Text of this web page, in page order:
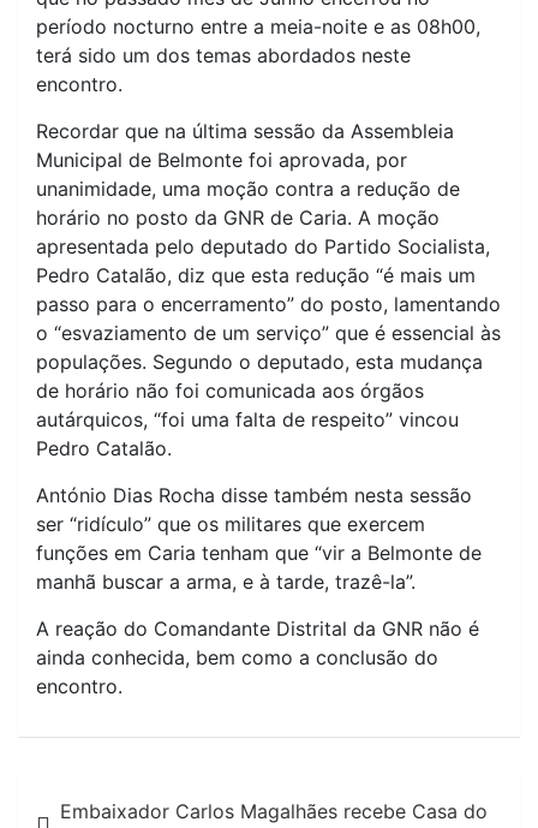
período nocturno entre a meia-noite e as 08h00,
terá sido um dos temas abordados neste
encontro.
Recordar que na última sessão da Assembleia
Municipal de Belmonte foi aprovada, por
unanimidade, uma moção contra a redução de
horário no posto da GNR de Caria. A moção
apresentada pelo deputado do Partido Socialista,
Pedro Catalão, diz que esta redução “é mais um
passo para o encerramento” do posto, lamentando
o “esvaziamento de um serviço” que é essencial às
populações. Segundo o deputado, esta mudança
de horário não foi comunicada aos órgãos
autárquicos, “foi uma falta de respeito” vincou
Pedro Catalão.
António Dias Rocha disse também nesta sessão
ser “ridículo” que os militares que exercem
funções em Caria tenham que “vir a Belmonte de
manhã buscar a arma, e à tarde, trazê-la”.
A reação do Comandante Distrital da GNR não é
ainda conhecida, bem como a conclusão do
encontro.
Navegação
Embaixador Carlos Magalhães recebe Casa do